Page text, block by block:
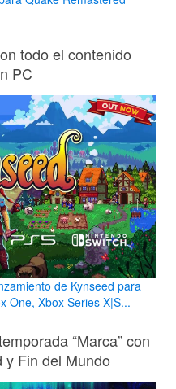
todo el contenido
PC
de Kynseed para
One, Xbox Series X|S...
“Marca” con
Fin del Mundo